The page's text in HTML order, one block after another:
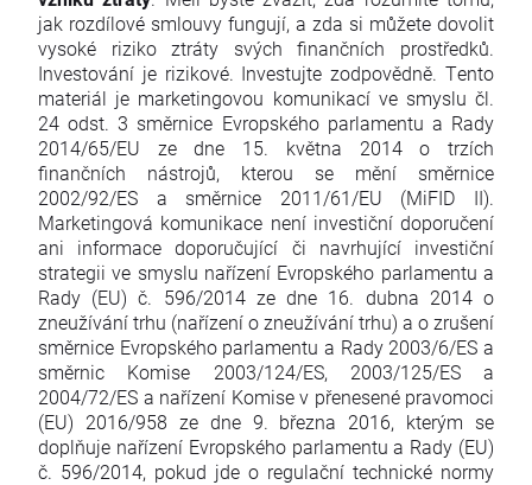
jak rozdílové smlouvy fungují, a zda si můžete dovolit
vysoké riziko ztráty svých finančních prostředků.
Investování je rizikové. Investujte zodpovědně. Tento
materiál je marketingovou komunikací ve smyslu čl.
24 odst. 3 směrnice Evropského parlamentu a Rady
2014/65/EU ze dne 15. května 2014 o trzích
finančních nástrojů, kterou se mění směrnice
2002/92/ES a směrnice 2011/61/EU (MiFID II).
Marketingová komunikace není investiční doporučení
ani informace doporučující či navrhující investiční
strategii ve smyslu nařízení Evropského parlamentu a
Rady (EU) č. 596/2014 ze dne 16. dubna 2014 o
zneužívání trhu (nařízení o zneužívání trhu) a o zrušení
směrnice Evropského parlamentu a Rady 2003/6/ES a
směrnic Komise 2003/124/ES, 2003/125/ES a
2004/72/ES a nařízení Komise v přenesené pravomoci
(EU) 2016/958 ze dne 9. března 2016, kterým se
doplňuje nařízení Evropského parlamentu a Rady (EU)
č. 596/2014, pokud jde o regulační technické normy